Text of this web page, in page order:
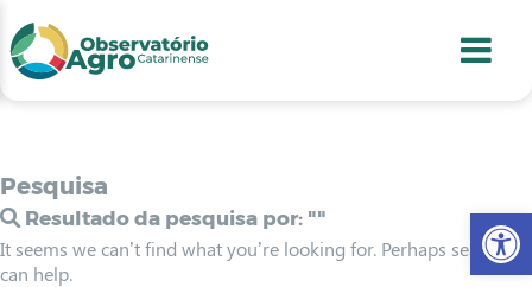
2
3
4
Pesquisa
Resultado da pesquisa por: ""
It seems we can’t find what you’re looking for. Perhaps searching
can help.